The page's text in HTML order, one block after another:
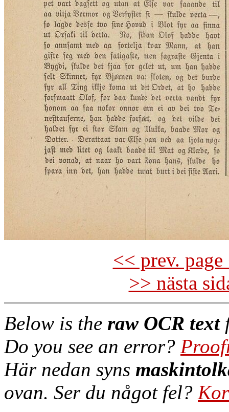
<< prev.
>> nästa
Below is the raw OCR text
Do you see an error?
Här nedan syns
ovan. Ser du något fel?